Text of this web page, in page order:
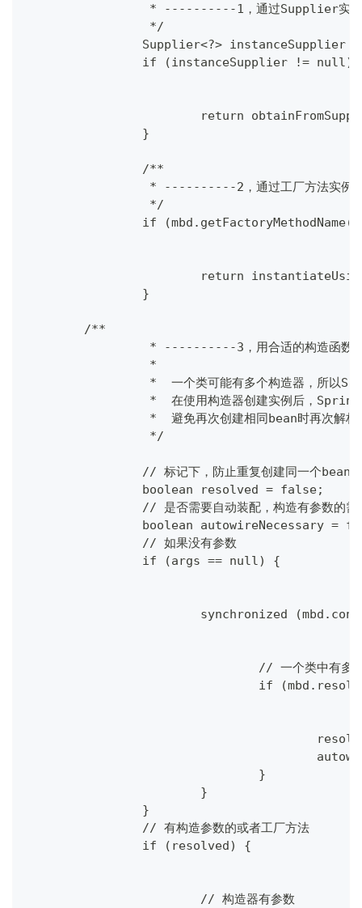
* ----------1，通过Supplier实
		 */
Supplier<?> instanceSupplier
if (instanceSupplier != null)
return
		}
		/**
* ----------2，通过工厂方法实
		 */
if
return
		}
    	/**
* ----------3，用合适的构造函
		 *
*  一个类可能有多个构造器，所以
*  在使用构造器创建实例后，
		 *  避免再次创建相同bean时再次解析
		 */
		// 标记下，防止重复创建同一个bean
		boolean resolved = false;
// 是否需要自动装配，构造有参数的需
boolean autowireNecessary =
		// 如果没有参数
		if (args == null) {
synchronized
// 一个类中
if
				}
			}
		}
		// 有构造参数的或者工厂方法
		if (resolved) {
			// 构造器有参数